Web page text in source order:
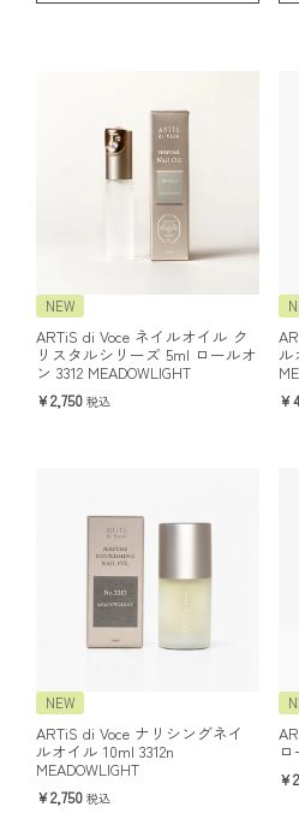
NEW
ARTiS di Voce ネイルオイル ク
リスタルシリーズ 5ml ロールオ
ン 3312 MEADOWLIGHT
2,750 税込
ル
NEW
ARTiS di Voce ナリシングネイ
ルオイル 10ml 3312n
MEADOWLIGHT
2,750 税込